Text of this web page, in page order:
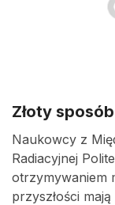
Złoty
Naukowcy z
Radiacyjnej
otrzymywaniem
przyszłości